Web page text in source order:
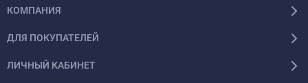
КОМПАНИЯ
ДЛЯ ПОКУПАТЕЛЕЙ
ЛИЧНЫЙ КАБИНЕТ